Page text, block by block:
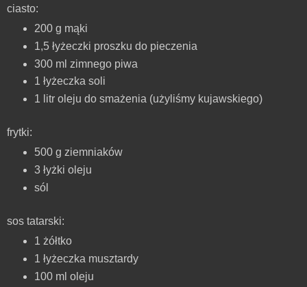
ciasto:
200 g mąki
1,5 łyżeczki proszku do pieczenia
300 ml zimnego piwa
1 łyżeczka soli
1 litroleju do smażenia (użyliśmy kujawskiego)
frytki:
500 g ziemniaków
3 łyżki oleju
sól
sos tatarski:
1 żółtko
1 łyżeczka musztardy
100 ml oleju